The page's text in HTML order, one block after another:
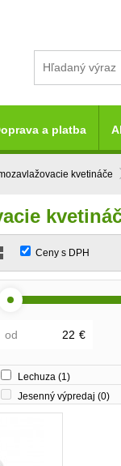
kvetináče
Ceny s DPH
od €
Lechuza (1)
Jesenný výpredaj (0)
a platba